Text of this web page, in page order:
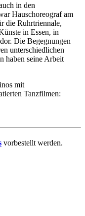
in den
Hauschoreograf am
die Ruhrtriennale,
in Essen, in
Die Begegnungen
unterschiedlichen
haben seine Arbeit
mit
Tanzfilmen:
vorbestellt werden.